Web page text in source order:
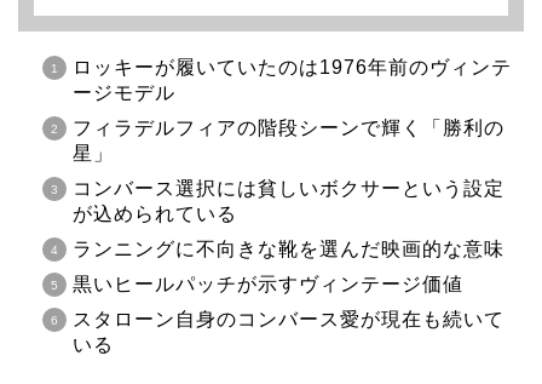
ロッキーが履いていたのは1976年前のヴィンテ
ージモデル
フィラデルフィアの階段シーンで輝く「勝利の
星」
コンバース選択には貧しいボクサーという設定
が込められている
ランニングに不向きな靴を選んだ映画的な意味
黒いヒールパッチが示すヴィンテージ価値
スタローン自身のコンバース愛が現在も続いて
いる